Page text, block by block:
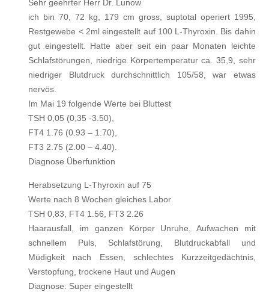
Sehr geehrter Herr Dr. Lunow
ich bin 70, 72 kg, 179 cm gross, suptotal operiert 1995,
Restgewebe < 2ml eingestellt auf 100 L-Thyroxin. Bis dahin
gut eingestellt. Hatte aber seit ein paar Monaten leichte
Schlafstörungen, niedrige Körpertemperatur ca. 35,9, sehr
niedriger Blutdruck durchschnittlich 105/58, war etwas
nervös.
Im Mai 19 folgende Werte bei Bluttest
TSH 0,05 (0,35 -3.50),
FT4 1.76 (0.93 – 1.70),
FT3 2.75 (2.00 – 4.40).
Diagnose Überfunktion
Herabsetzung L-Thyroxin auf 75
Werte nach 8 Wochen gleiches Labor
TSH 0,83, FT4 1.56, FT3 2.26
Haarausfall, im ganzen Körper Unruhe, Aufwachen mit
schnellem Puls, Schlafstörung, Blutdruckabfall und
Müdigkeit nach Essen, schlechtes Kurzzeitgedächtnis,
Verstopfung, trockene Haut und Augen
Diagnose: Super eingestellt